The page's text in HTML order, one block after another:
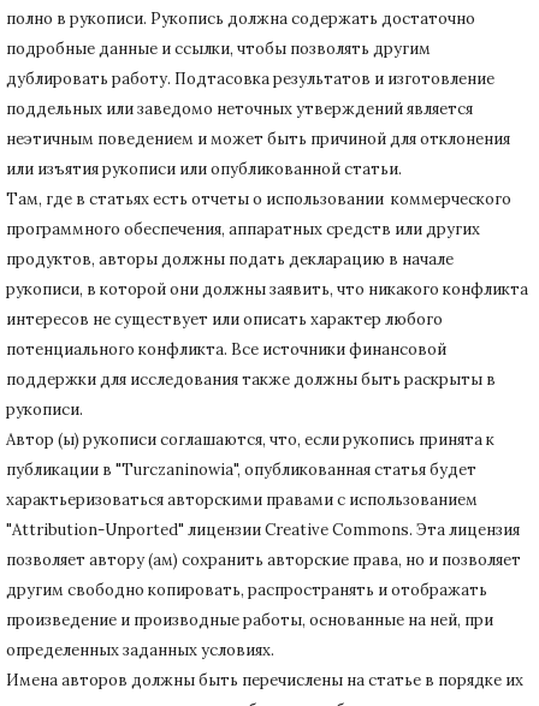
полно в рукописи. Рукопись должна содержать достаточно
подробные данные и ссылки, чтобы позволять другим
дублировать работу. Подтасовка результатов и изготовление
поддельных или заведомо неточных утверждений является
неэтичным поведением и может быть причиной для отклонения
или изъятия рукописи или опубликованной статьи.
Там, где в статьях есть отчеты о использовании коммерческого
программного обеспечения, аппаратных средств или других
продуктов, авторы должны подать декларацию в начале
рукописи, в которой они должны заявить, что никакого конфликта
интересов не существует или описать характер любого
потенциального конфликта. Все источники финансовой
поддержки для исследования также должны быть раскрыты в
рукописи.
Автор (ы) рукописи соглашаются, что, если рукопись принята к
публикации в "Turczaninowia", опубликованная статья будет
характьеризоваться авторскими правами с использованием
"Attribution-Unported" лицензии Creative Commons. Эта лицензия
позволяет автору (ам) сохранить авторские права, но и позволяет
другим свободно копировать, распространять и отображать
произведение и производные работы, основанные на ней, при
определенных заданных условиях.
Имена авторов должны быть перечислены на статье в порядке их